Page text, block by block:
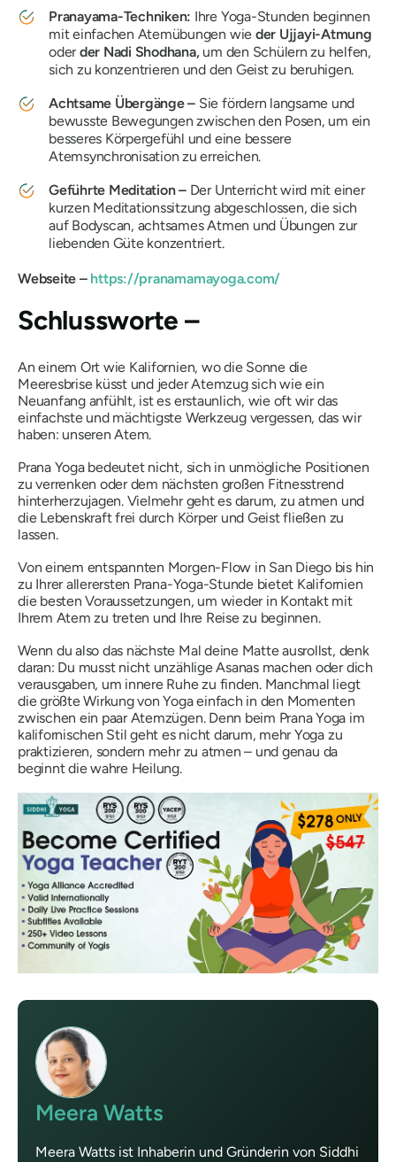
Pranayama-Techniken: Ihre Yoga-Stunden beginnen
mit einfachen Atemübungen wie der Ujjayi-Atmung
oderder Nadi Shodhana,um den Schülern zu helfen,
sich zu konzentrieren und den Geist zu beruhigen.
Achtsame Übergänge – Sie fördern langsame und
bewusste Bewegungen zwischen den Posen, um ein
besseres Körpergefühl und eine bessere
Atemsynchronisation zu erreichen.
Geführte Meditation – Der Unterricht wird mit einer
kurzen Meditationssitzung abgeschlossen, die sich
auf Bodyscan, achtsames Atmen und Übungen zur
liebenden Güte konzentriert.
Webseite –https://pranamamayoga.com/
Schlussworte –
An einem Ort wie Kalifornien, wo die Sonne die
Meeresbrise küsst und jeder Atemzug sich wie ein
Neuanfang anfühlt, ist es erstaunlich, wie oft wir das
einfachste und mächtigste Werkzeug vergessen, das wir
haben: unserenAtem.
Prana Yoga bedeutet nicht, sich in unmögliche Positionen
zu verrenken oder dem nächsten großen Fitnesstrend
hinterherzujagen. Vielmehr geht es darum, zu atmen und
die Lebenskraft frei durch Körper und Geist fließen zu
lassen.
Von einem entspannten Morgen-Flow in San Diego bis hin
zu Ihrer allerersten Prana-Yoga-Stunde bietet Kalifornien
die besten Voraussetzungen, um wieder in Kontakt mit
Ihrem Atem zu treten und Ihre Reise zu beginnen.
Wenn du also das nächste Mal deine Matte ausrollst, denk
daran: Du musst nicht unzählige Asanas machen oder dich
verausgaben, um innere Ruhe zu finden. Manchmal liegt
die größte Wirkung von Yoga einfach in den Momenten
zwischen ein paar Atemzügen. Denn beim Prana Yoga im
kalifornischen Stil geht es nicht darum, mehr Yoga zu
praktizieren, sondern mehr zu atmen – und genau da
beginnt die wahre Heilung.
Meera Watts
Meera Watts ist Inhaberin und Gründerin von Siddhi